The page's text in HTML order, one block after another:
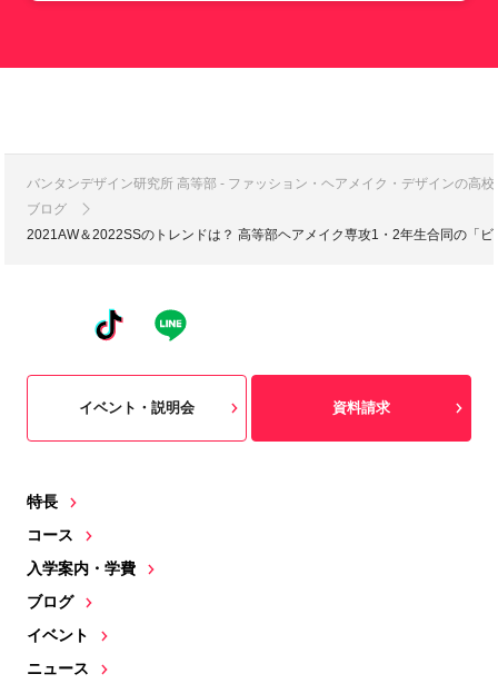
バンタンデザイン研究所 高等部 - ファッション・ヘアメイク・デザインの高
ブログ
2021AW＆2022SSのトレンドは？ 高等部ヘアメイク専攻1・2年生合同の「
特長
コース
入学案内・学費
ブログ
イベント
ニュース
イベント・説明会 資料請求